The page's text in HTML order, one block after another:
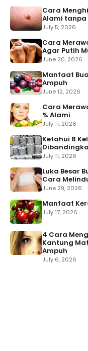
Cara
Alami tanpa
July 5, 2026
Cara
Agar Putih
June 20, 2026
Manfaat
Ampuh
June 12, 2026
Cara
% Alami
July 11, 2026
Ketahui 8
July 11, 2026
Luka Besar
Cara
June 29, 2026
Manfaat
July 17, 2026
4 Cara
Kantung
Ampuh
July 6, 2026